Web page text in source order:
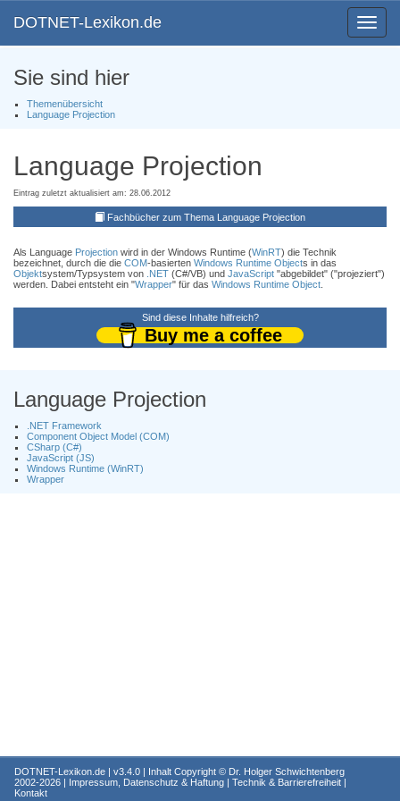
Toggle
DOTNET-Lexikon.de
Sie sind hier
Themenübersicht
Language Projection
Language Projection
Eintrag zuletzt aktualisiert am: 28.06.2012
Fachbücher zum Thema Language Projection
Als Language Projection wird in der Windows Runtime (WinRT) die Technik
bezeichnet, durch die die COM-basierten Windows Runtime Objects in das
Objektsystem/Typsystem von .NET (C#/VB) und JavaScript "abgebildet" ("projeziert")
werden. Dabei entsteht ein "Wrapper" für das Windows Runtime Object
Sind diese Inhalte hilfreich?
Buy me a coffee
Language Projection
.NET Framework
Component Object Model (COM)
CSharp (C#)
JavaScript (JS)
Windows Runtime (WinRT)
Wrapper
DOTNET-Lexikon.de | v3.4.0 | Inhalt Copyright © Dr. Holger Schwichtenberg
2002-2026 | Impressum, Datenschutz & Haftung | Technik & Barrierefreiheit |
Kontakt